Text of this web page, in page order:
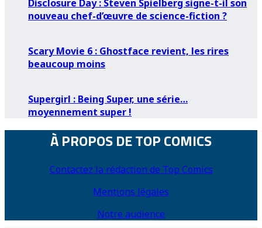
Disclosure Day : Steven Spielberg signe-t-il son
nouveau chef-d’œuvre de science-fiction ?
Scary Movie 6 : Ghostface revient, les rires
beaucoup moins
Supergirl : Being Super, une série…
moyennement super !
À PROPOS DE TOP COMICS
Contactez la rédaction de Top Comics
Mentions légales
Notre audience